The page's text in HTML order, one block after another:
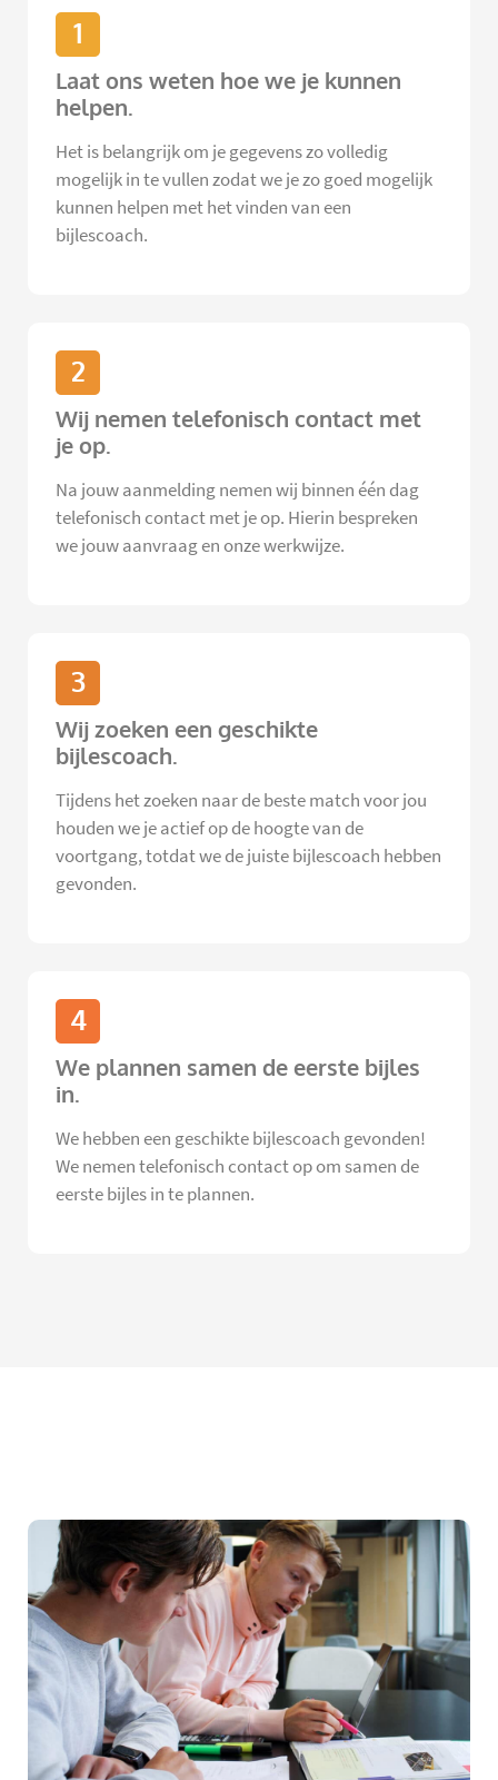
1
Laat ons weten hoe we je kunnen
helpen.
Het is belangrijk om je gegevens zo volledig
mogelijk in te vullen zodat we je zo goed mogelijk
kunnen helpen met het vinden van een
bijlescoach.
2
Wij nemen telefonisch contact met
je op.
Na jouw aanmelding nemen wij binnen één dag
telefonisch contact met je op. Hierin bespreken
we jouw aanvraag en onze werkwijze.
3
Wij zoeken een geschikte
bijlescoach.
Tijdens het zoeken naar de beste match voor jou
houden we je actief op de hoogte van de
voortgang, totdat we de juiste bijlescoach hebben
gevonden.
4
We plannen samen de eerste bijles
in.
We hebben een geschikte bijlescoach gevonden!
We nemen telefonisch contact op om samen de
eerste bijles in te plannen.